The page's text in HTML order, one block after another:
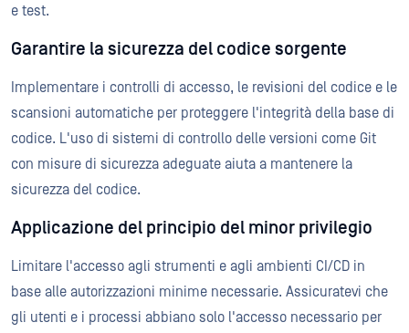
e test.
Garantire la sicurezza del codice sorgente
Implementare i controlli di accesso, le revisioni del codice e le
scansioni automatiche per proteggere l'integrità della base di
codice. L'uso di sistemi di controllo delle versioni come Git
con misure di sicurezza adeguate aiuta a mantenere la
sicurezza del codice.
Applicazione del principio del minor privilegio
Limitare l'accesso agli strumenti e agli ambienti CI/CD in
base alle autorizzazioni minime necessarie. Assicuratevi che
gli utenti e i processi abbiano solo l'accesso necessario per